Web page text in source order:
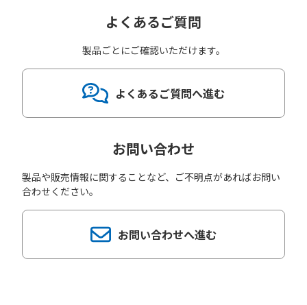
よくあるご質問
製品ごとにご確認いただけます。
よくあるご質問へ進む
お問い合わせ
製品や販売情報に関することなど、ご不明点があればお問い
合わせください。
お問い合わせへ進む